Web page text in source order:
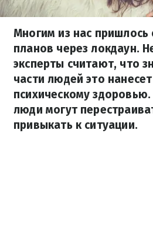
Многим из нас пришлось
планов через локдаун.
эксперты считают, что
части людей это
психическому
люди могут
привыкать к ситуации.